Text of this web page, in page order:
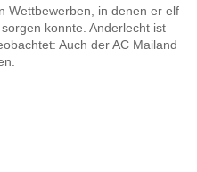
Wettbewerben, in denen er elf
konnte. Anderlecht ist
Auch der AC Mailand